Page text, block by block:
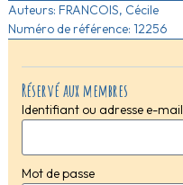
Réservé aux membres
Identifiant ou adresse e-mail
Mot de passe
Auteurs: FRANCOIS, Cécile
Numéro de référence: 12256